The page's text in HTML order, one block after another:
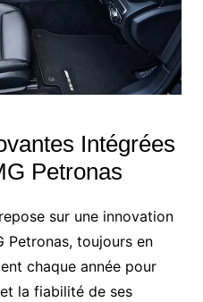
Intégrées
Petronas
sur une innovation
Petronas, toujours en
chaque année pour
la fiabilité de ses